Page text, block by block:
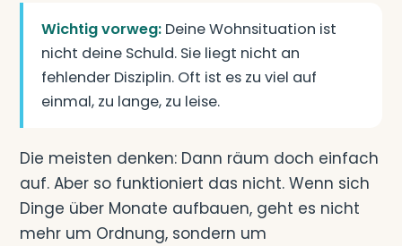
Wichtig vorweg: Deine Wohnsituation ist
nicht deine Schuld. Sie liegt nicht an
fehlender Disziplin. Oft ist es zu viel auf
einmal, zu lange, zu leise.
Die meisten denken: Dann räum doch einfach
auf. Aber so funktioniert das nicht. Wenn sich
Dinge über Monate aufbauen, geht es nicht
mehr um Ordnung, sondern um